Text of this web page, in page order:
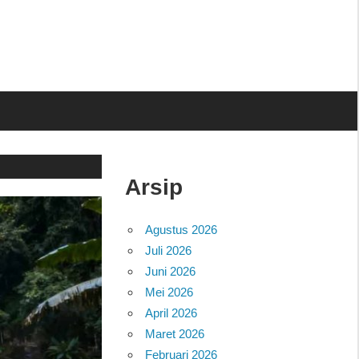
Arsip
Agustus 2026
Juli 2026
Juni 2026
Mei 2026
April 2026
Maret 2026
Februari 2026